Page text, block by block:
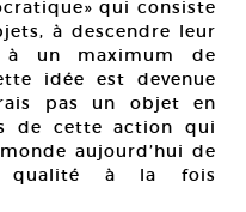
qui consiste
à descendre leur
un maximum de
idée est devenue
pas un objet en
de cette action qui
aujourd’hui de
qualité à la fois